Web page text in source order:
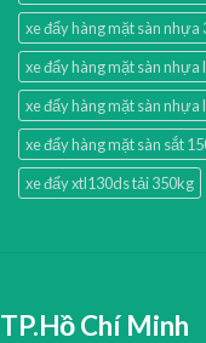
xe đẩy hàng mặt sàn nhựa
xe đẩy hàng mặt sàn nhựa
xe đẩy hàng mặt sàn nhựa
xe đẩy hàng mặt sàn sắt
xe đẩy xtl130ds tải 350kg
TP.Hồ Chí Minh